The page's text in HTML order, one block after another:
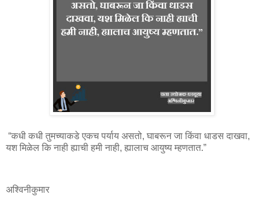
“कधी कधी तुमच्याकडे एकच पर्याय असतो, घाबरून जा किंवा धाडस दाखवा,
यश मिळेल कि नाही ह्याची हमी नाही, ह्यालाच आयुष्य म्हणतात.”
अश्विनीकुमार